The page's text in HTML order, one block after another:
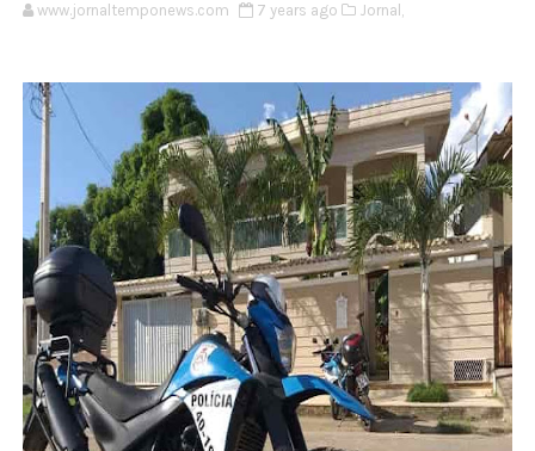
www.jornaltemponews.com 7 years ago Jornal,